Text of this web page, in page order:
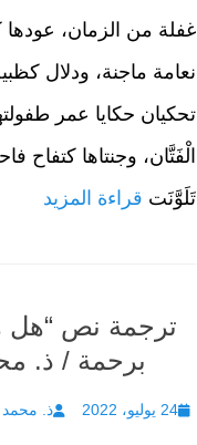
غفلة من الزمان،
نعامة ماجنة، ودلال
تحكيان حكايا عمر
الْفَتَّان، وجنتاها كتفاح
تَلَوَّنَت قراءة المزيد
ترجمة نص “هل
برحمة / ذ.
Posted
24 يوليو، 2022 Author
ذ.